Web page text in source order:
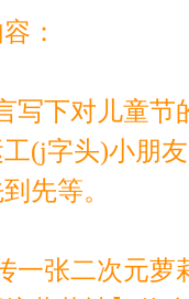
：
写下对儿童节
工(j字头)小朋
先等。
一张二次元